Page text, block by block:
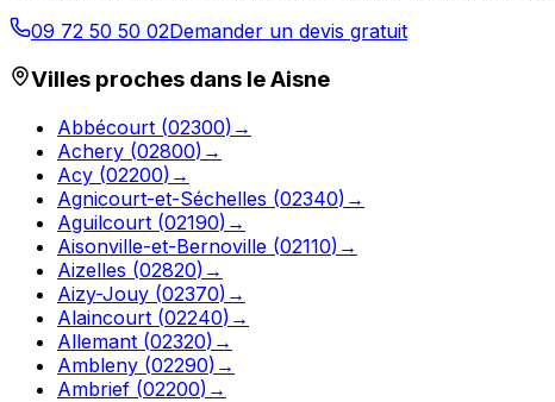
09 72 50 50 02Demander un devis gratuit
Villes proches dans leAisne
Abbécourt (02300) →
Achery (02800) →
Acy (02200) →
Agnicourt-et-Séchelles (02340) →
Aguilcourt (02190) →
Aisonville-et-Bernoville (02110) →
Aizelles (02820) →
Aizy-Jouy (02370) →
Alaincourt (02240) →
Allemant (02320) →
Ambleny (02290) →
Ambrief (02200) →